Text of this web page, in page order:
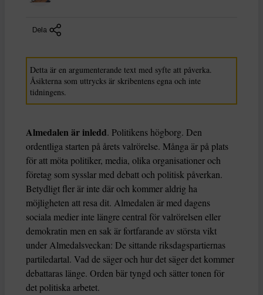
Dela
Detta är en argumenterande text med syfte att påverka.
Åsikterna som uttrycks är skribentens egna och inte
tidningens.
Almedalen är inledd. Politikens högborg. Den
ordentliga starten på årets valrörelse. Många är på plats
för att möta politiker, media, olika organisationer och
företag som sysslar med debatt och politisk påverkan.
Betydligt fler är inte där och kommer aldrig ha
möjligheten att resa dit. Almedalen är med dagens
sociala medier inte längre central för valrörelsen eller
demokratin men en sak är fortfarande av största vikt
under Almedalsveckan: De sittande riksdagspartiernas
partiledartal. Vad de säger och hur det säger det kommer
debattaras länge. Orden bär tyngd och sätter tonen för
det politiska arbetet.